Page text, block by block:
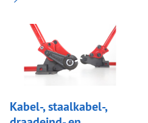
Kabel-, staalkabel-,